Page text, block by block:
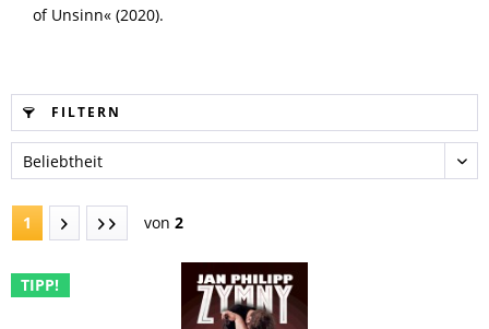
of Unsinn« (2020).
FILTERN
1 von 2
TIPP!